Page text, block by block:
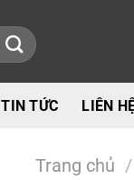
TIN TỨC LIÊN
Trang chủ /